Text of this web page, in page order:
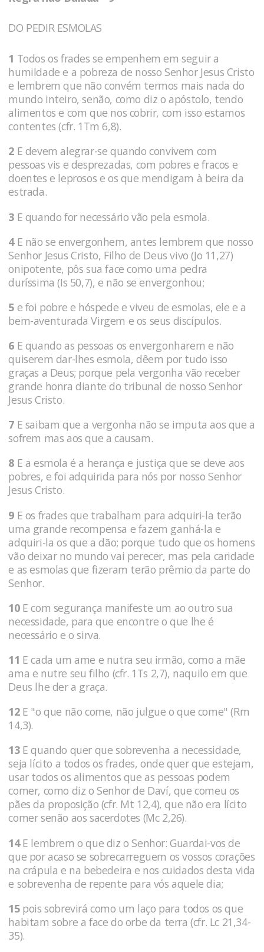
DO PEDIR ESMOLAS
1 Todos os frades se empenhem em seguir a
humildade e a pobreza de nosso Senhor Jesus Cristo
e lembrem que não convém termos mais nada do
mundo inteiro, senão, como diz o apóstolo, tendo
alimentos e com que nos cobrir, com isso estamos
contentes (cfr. 1Tm 6,8).
2 E devem alegrar-se quando convivem com
pessoas vis e desprezadas, com pobres e fracos e
doentes e leprosos e os que mendigam à beira da
estrada.
3 E quando for necessário vão pela esmola.
4E não se envergonhem, antes lembrem que nosso
Senhor Jesus Cristo, Filho de Deus vivo (Jo 11,27)
onipotente, pôs sua face como uma pedra
duríssima (Is 50,7), e não se envergonhou;
5 e foi pobre e hóspede e viveu de esmolas, ele e a
bem-aventurada Virgem e os seus discípulos.
6 E quando as pessoas os envergonharem e não
quiserem dar-lhes esmola, dêem por tudo isso
graças a Deus; porque pela vergonha vão receber
grande honra diante do tribunal de nosso Senhor
Jesus Cristo.
7 E saibam que a vergonha não se imputa aos que a
sofrem mas aos que a causam.
8 E a esmola é a herança e justiça que se deve aos
pobres, e foi adquirida para nós por nosso Senhor
Jesus Cristo.
9 E os frades que trabalham para adquiri-la terão
uma grande recompensa e fazem ganhá-la e
adquiri-la os que a dão; porque tudo que os homens
vão deixar no mundo vai perecer, mas pela caridade
e as esmolas que fizeram terão prêmio da parte do
Senhor.
10E com segurança manifeste um ao outro sua
necessidade, para que encontre o que lhe é
necessário e o sirva.
11 E cada um ame e nutra seu irmão, como a mãe
ama e nutre seu filho (cfr. 1Ts 2,7), naquilo em que
Deus lhe der a graça.
12E "o que não come, não julgue o que come" (Rm
14,3).
13E quando quer que sobrevenha a necessidade,
seja lícito a todos os frades, onde quer que estejam,
usar todos os alimentos que as pessoas podem
comer, como diz o Senhor de Daví, que comeu os
pães da proposição (cfr. Mt 12,4), que não era lícito
comer senão aos sacerdotes (Mc 2,26).
14E lembrem o que diz o Senhor: Guardai-vos de
que por acaso se sobrecarreguem os vossos corações
na crápula e na bebedeira e nos cuidados desta vida
e sobrevenha de repente para vós aquele dia;
15pois sobrevirá como um laço para todos os que
habitam sobre a face do orbe da terra (cfr. Lc 21,34-
35).